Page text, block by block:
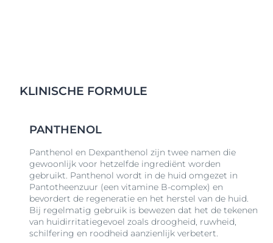
KLINISCHE FORMULE
PANTHENOL
Panthenol en Dexpanthenol zijn twee namen die
gewoonlijk voor hetzelfde ingrediënt worden
gebruikt. Panthenol wordt in de huid omgezet in
Pantotheenzuur (een vitamine B-complex) en
bevordert de regeneratie en het herstel van de huid.
Bij regelmatig gebruik is bewezen dat het de tekenen
van huidirritatiegevoel zoals droogheid, ruwheid,
schilfering en roodheid aanzienlijk verbetert.